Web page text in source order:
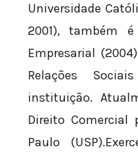
Universidade
2001), também
Empresarial
Relações
instituição.
Direito Comercial
Paulo